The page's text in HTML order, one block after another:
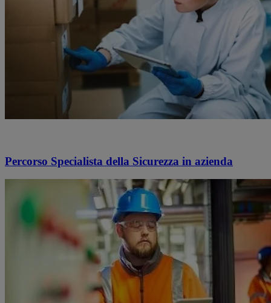
Percorso Specialista della Sicurezza in azienda